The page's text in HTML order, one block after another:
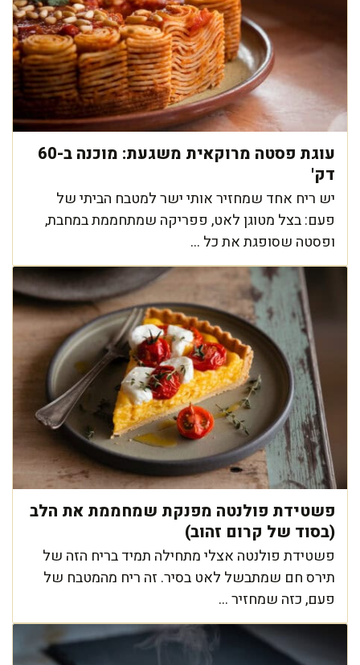
עוגת פסטה מרוקאית משגעת: מוכנה ב-60
דק'
יש ריח אחד שמחזיר אותי ישר למטבח הביתי של
פעם: בצל מטוגן לאט, פפריקה שמתחממת במחבת,
ופסטה שסופגת את כל ...
פשטידת פולנטה מפנקת שמחממת את הלב
(בסוד של קרום זהוב)
פשטידת פולנטה אצלי מתחילה תמיד בריח הזה של
תירס חם שמתבשל לאט בסיר. זה ריח מהמטבח של
פעם, כזה שמחזיר ...